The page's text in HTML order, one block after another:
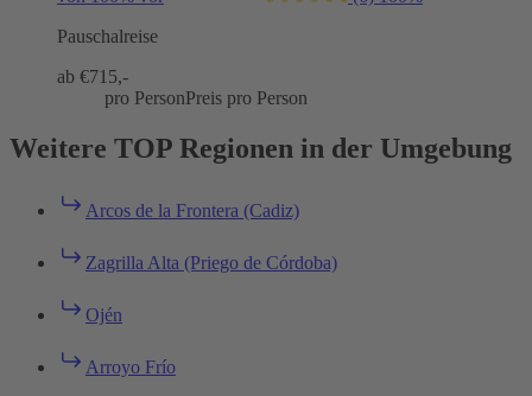
Pauschalreise
ab €715,-
pro PersonPreis pro Person
Weitere TOP Regionen in der Umgebung
Arcos de la Frontera (Cadiz)
Zagrilla Alta (Priego de Córdoba)
Ojén
Arroyo Frío